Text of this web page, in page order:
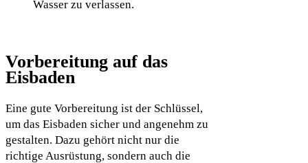
Wasser zu verlassen.
Vorbereitung auf das
Eisbaden
Eine gute Vorbereitung ist der Schlüssel,
um das Eisbaden sicher und angenehm zu
gestalten. Dazu gehört nicht nur die
richtige Ausrüstung, sondern auch die